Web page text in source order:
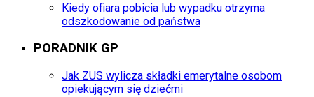
Kiedy ofiara pobicia lub wypadku otrzyma
odszkodowanie od państwa
PORADNIK GP
Jak ZUS wylicza składki emerytalne osobom
opiekującym się dziećmi